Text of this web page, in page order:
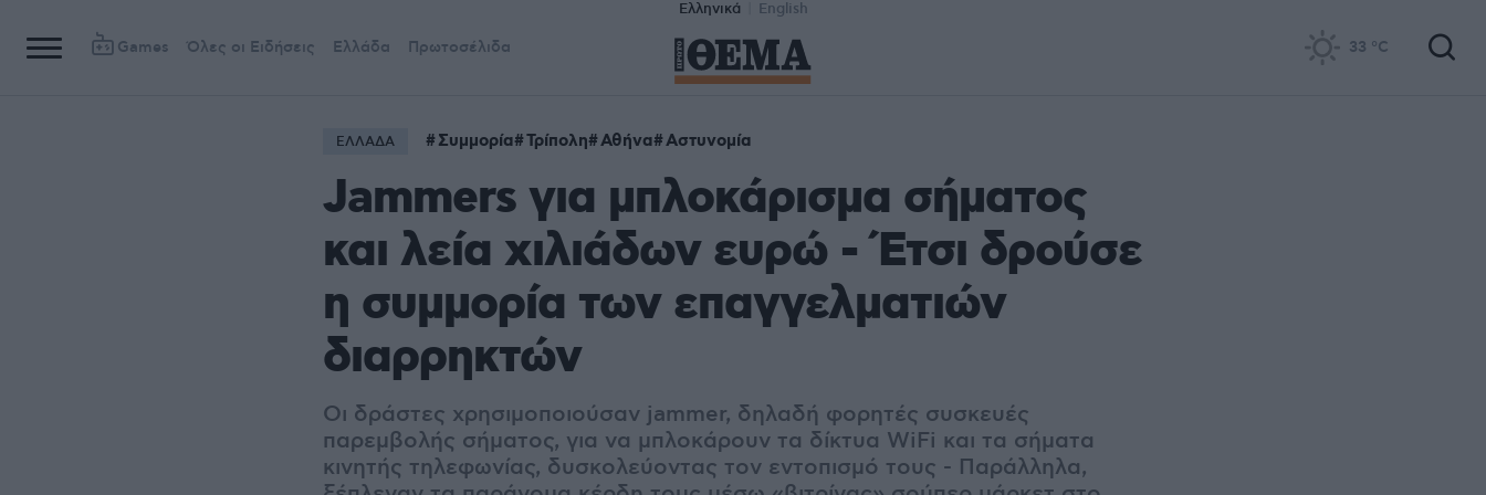
Ελληνικά English
Games Όλες οι Ειδήσεις Ελλάδα Πρωτοσέλιδα 33 °C
ΕΛΛΑΔΑ Συμμορία Τρίπολη Αθήνα Αστυνομία
Jammers για μπλοκάρισμα σήματος
και λεία χιλιάδων ευρώ - Έτσι δρούσε
η συμμορία των επαγγελματιών
διαρρηκτών
Οι δράστες χρησιμοποιούσαν jammer, δηλαδή φορητές συσκευές
παρεμβολής σήματος, για να μπλοκάρουν τα δίκτυα WiFi και τα σήματα
κινητής τηλεφωνίας, δυσκολεύοντας τον εντοπισμό τους - Παράλληλα,